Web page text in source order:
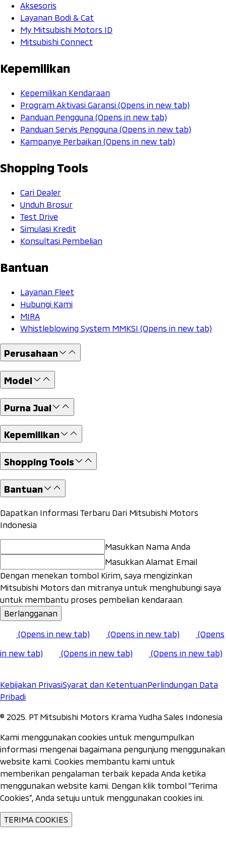
Aksesoris
Layanan Bodi & Cat
My Mitsubishi Motors ID
Mitsubishi Connect
Kepemilikan
Kepemilikan Kendaraan
Program Aktivasi Garansi (Opens in new tab)
Panduan Pengguna (Opens in new tab)
Panduan Servis Pengguna (Opens in new tab)
Kampanye Perbaikan (Opens in new tab)
Shopping Tools
Cari Dealer
Unduh Brosur
Test Drive
Simulasi Kredit
Konsultasi Pembelian
Bantuan
Layanan Fleet
Hubungi Kami
MIRA
Whistleblowing System MMKSI (Opens in new tab)
Perusahaan
Model
Purna Jual
Kepemilikan
Shopping Tools
Bantuan
Dapatkan Informasi Terbaru Dari Mitsubishi Motors
Indonesia
Masukkan Nama Anda
Masukkan Alamat Email
Dengan menekan tombol Kirim, saya mengizinkan
Mitsubishi Motors dan mitranya untuk menghubungi saya
untuk membantu proses pembelian kendaraan.
Berlangganan
(Opens in new tab) (Opens in new tab)
(Opens
in new tab)
(Opens in new tab) (Opens in new tab)
Kebijakan PrivasiSyarat dan KetentuanPerlindungan Data
Pribadi
©️ 2025. PT Mitsubishi Motors Krama Yudha Sales Indonesia
Kami menggunakan cookies untuk mengumpulkan
informasi mengenai bagaimana pengunjung menggunakan
website kami. Cookies membantu kami untuk
memberikan pengalaman terbaik kepada Anda ketika
menggunakan website kami. Dengan klik tombol “Terima
Cookies”, Anda setuju untuk menggunakan cookies ini.
TERIMA COOKIES